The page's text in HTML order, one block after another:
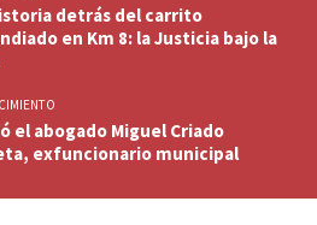
detrás del carrito
en Km 8: la Justicia bajo la
el abogado Miguel Criado
exfuncionario municipal